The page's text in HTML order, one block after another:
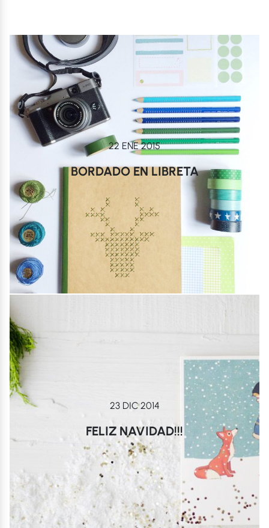
22 ENE 2015
BORDADO EN LIBRETA
23 DIC 2014
FELIZ NAVIDAD!!!